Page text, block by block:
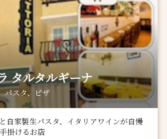
タルタルギーナ
パスタ、ピザ
自家製生パスタ、イタリアワインが自慢
掛けるお店